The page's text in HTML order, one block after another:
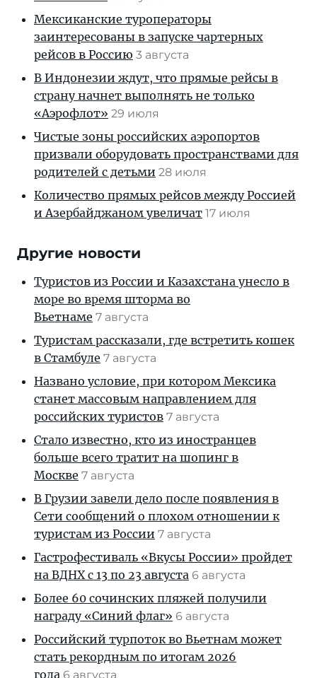
Мексиканские туроператоры
заинтересованы в запуске чартерных
рейсов в Россию 3 августа
В Индонезии ждут, что прямые рейсы в
страну начнет выполнять не только
«Аэрофлот» 29 июля
Чистые зоны российских аэропортов
призвали оборудовать пространствами для
родителей с детьми 28 июля
Количество прямых рейсов между Россией
и Азербайджаном увеличат 17 июля
Другие новости
Туристов из России и Казахстана унесло в
море во время шторма во
Вьетнаме 7 августа
Туристам рассказали, где встретить кошек
в Стамбуле 7 августа
Названо условие, при котором Мексика
станет массовым направлением для
российских туристов 7 августа
Стало известно, кто из иностранцев
больше всего тратит на шопинг в
Москве 7 августа
В Грузии завели дело после появления в
Сети сообщений о плохом отношении к
туристам из России 7 августа
Гастрофестиваль «Вкусы России» пройдет
на ВДНХ с 13 по 23 августа 6 августа
Более 60 сочинских пляжей получили
награду «Синий флаг» 6 августа
Российский турпоток во Вьетнам может
стать рекордным по итогам 2026
года 6 августа